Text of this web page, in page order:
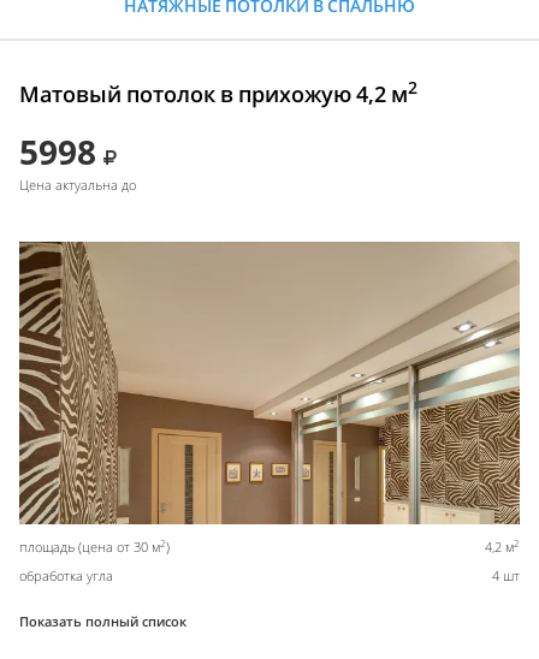
НАТЯЖНЫЕ ПОТОЛКИ В СПАЛЬНЮ
Матовый потолок в прихожую 4,2 м2
5998
Цена актуальна до
площадь (цена от 30 м2) 4,2 м2
обработка угла 4 шт
Показать полный список